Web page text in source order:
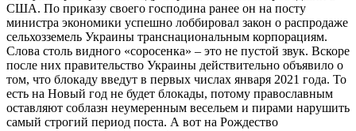
США. По приказу своего господина ранее он на посту
министра экономики успешно лоббировал закон о распродаже
сельхозземель Украины транснациональным корпорациям.
Слова столь видного «соросенка» – это не пустой звук. Вскоре
после них правительство Украины действительно объявило о
том, что блокаду введут в первых числах января 2021 года. То
есть на Новый год не будет блокады, потому православным
оставляют соблазн неумеренным весельем и пирами нарушить
самый строгий период поста. А вот на Рождество